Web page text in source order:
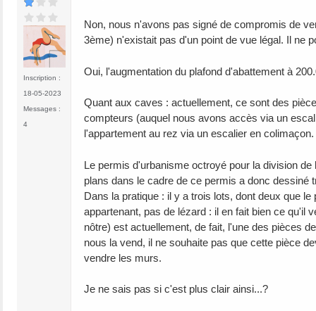
Inscription :
18-05-2023
Messages :
4
Non, nous n'avons pas signé de compromis de
3ème) n'existait pas d'un point de vue légal. Il ne
Oui, l'augmentation du plafond d'abattement à
Quant aux caves : actuellement, ce sont des
compteurs (auquel nous avons accès via un
l'appartement au rez via un escalier en
Le permis d'urbanisme octroyé pour la division
plans dans le cadre de ce permis a donc dessiné
Dans la pratique : il y a trois lots, dont deux que
appartenant, pas de lézard : il en fait bien ce qu'il
nôtre) est actuellement, de fait, l'une des pièces
nous la vend, il ne souhaite pas que cette pièce
vendre les murs.
Je ne sais pas si c'est plus clair ainsi...?